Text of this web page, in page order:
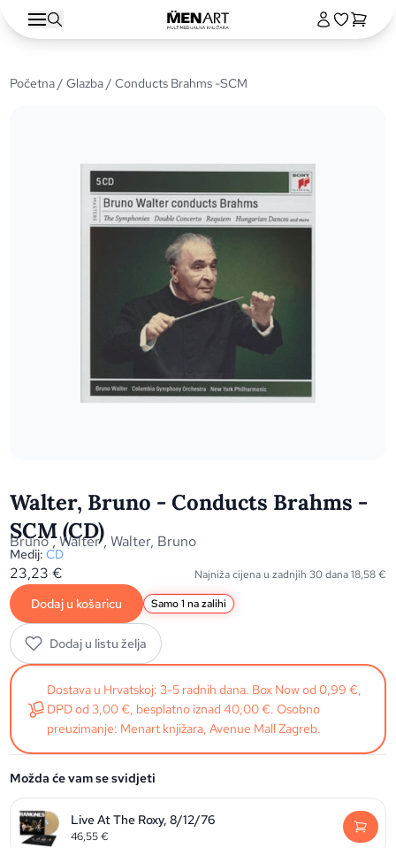
Početna/Glazba/ Conducts Brahms -SCM
Walter, Bruno - Conducts Brahms -
SCM (CD)
Bruno,Walter,Walter, Bruno
Medij: CD
23,23€ Najniža cijena u zadnjih 30 dana18,58€
Dodaj u košaricu Samo 1 na zalihi
Dodaj u listu želja
Dostava u Hrvatskoj: 3-5 radnih dana. Box Now od 0,99 €,
DPD od 3,00 €, besplatno iznad 40,00 €. Osobno
preuzimanje: Menart knjižara, Avenue Mall Zagreb.
Možda će vam se svidjeti
Live At The Roxy, 8/12/76
46,55€